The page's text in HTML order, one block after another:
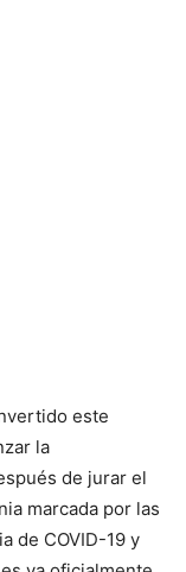
este
la
de jurar el
marcada por las
de COVID-19 y